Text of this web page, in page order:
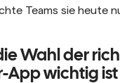
Teams sie heute
Wahl der
App wichtig ist